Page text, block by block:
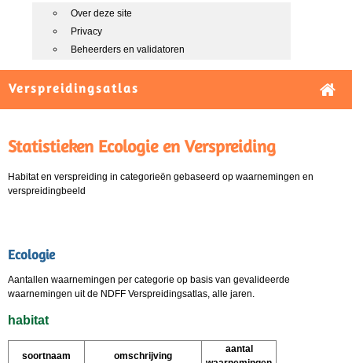
Over deze site
Privacy
Beheerders en validatoren
Verspreidingsatlas
Statistieken Ecologie en Verspreiding
Habitat en verspreiding in categorieën gebaseerd op waarnemingen en
verspreidingbeeld
Ecologie
Aantallen waarnemingen per categorie op basis van gevalideerde
waarnemingen uit de NDFF Verspreidingsatlas, alle jaren.
habitat
soortnaam omschrijving
aantal